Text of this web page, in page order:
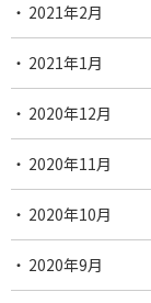
2021年2月
2021年1月
2020年12月
2020年11月
2020年10月
2020年9月